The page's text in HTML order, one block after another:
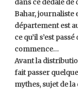
dans ce dédale de
Bahar, journaliste
département est
ce qu’il s’est
commence…
Avant la
fait passer
mythes, sujet de